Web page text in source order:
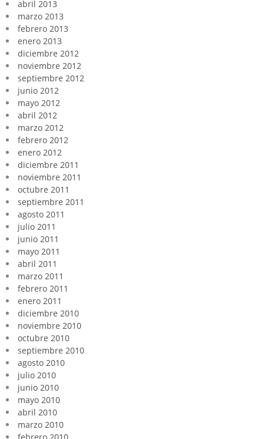
abril 2013
marzo 2013
febrero 2013
enero 2013
diciembre 2012
noviembre 2012
septiembre 2012
junio 2012
mayo 2012
abril 2012
marzo 2012
febrero 2012
enero 2012
diciembre 2011
noviembre 2011
octubre 2011
septiembre 2011
agosto 2011
julio 2011
junio 2011
mayo 2011
abril 2011
marzo 2011
febrero 2011
enero 2011
diciembre 2010
noviembre 2010
octubre 2010
septiembre 2010
agosto 2010
julio 2010
junio 2010
mayo 2010
abril 2010
marzo 2010